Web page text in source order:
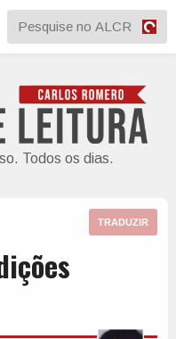
Todos os dias.
TRADUZIR